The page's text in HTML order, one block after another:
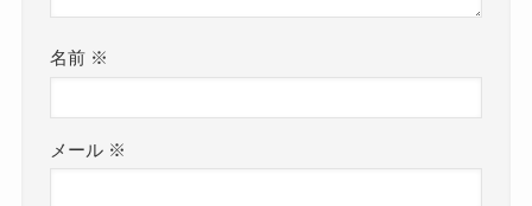
名前 ※
メール ※